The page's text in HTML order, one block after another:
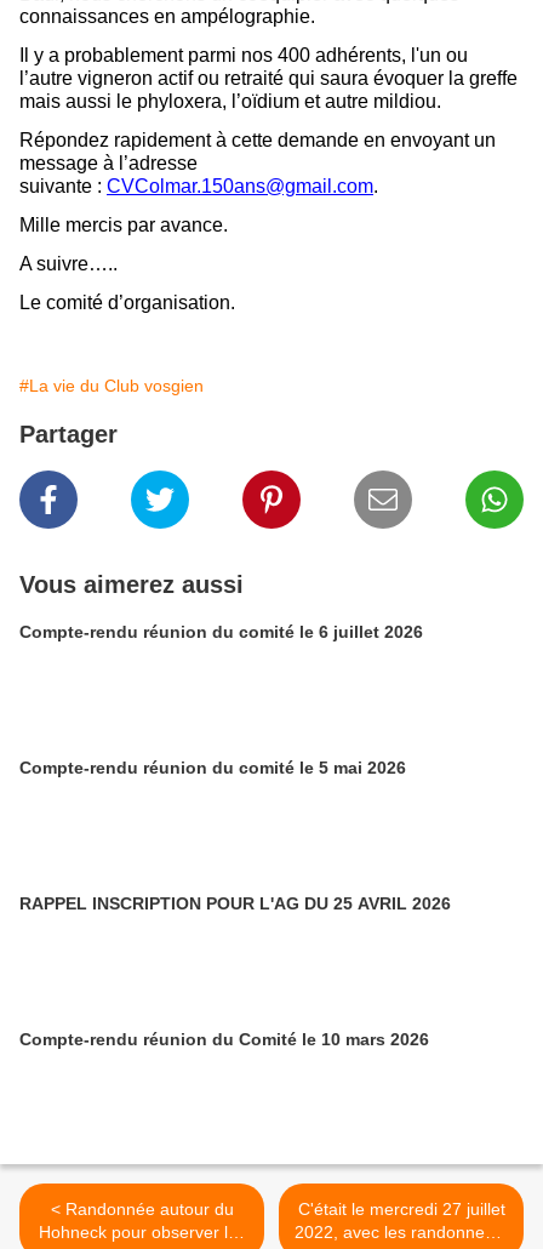
connaissances en ampélographie.
Il y a probablement parmi nos 400 adhérents, l'un ou
l’autre vigneron actif ou retraité qui saura évoquer la greffe
mais aussi le phyloxera, l’oïdium et autre mildiou.
Répondez rapidement à cette demande en envoyant un
message à l’adresse
suivante : CVColmar.150ans@gmail.com.
Mille mercis par avance.
A suivre…..
Le comité d’organisation.
#La vie du Club vosgien
Partager
Vous aimerez aussi
Compte-rendu réunion du comité le 6 juillet 2026
Compte-rendu réunion du comité le 5 mai 2026
RAPPEL INSCRIPTION POUR L'AG DU 25 AVRIL 2026
Compte-rendu réunion du Comité le 10 mars 2026
< Randonnée autour du
Hohneck pour observer les
C'était le mercredi 27 juillet
2022, avec les randonneurs